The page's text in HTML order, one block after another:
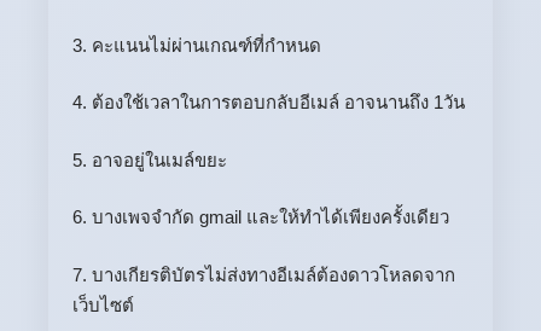
3. คะแนนไม่ผ่านเกณฑ์ที่กำหนด
4. ต้องใช้เวลาในการตอบกลับอีเมล์ อาจนานถึง 1วัน
5. อาจอยู่ในเมล์ขยะ
6. บางเพจจำกัด gmail และให้ทำได้เพียงครั้งเดียว
7. บางเกียรติบัตรไม่ส่งทางอีเมล์ต้องดาวโหลดจาก
เว็บไซต์